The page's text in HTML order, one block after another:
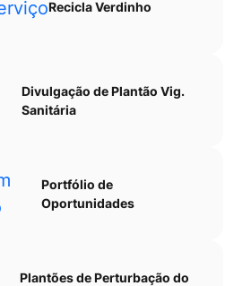
Recicla Verdinho
Divulgação de Plantão Vig.
Sanitária
Portfólio de
Oportunidades
Plantões de Perturbação do